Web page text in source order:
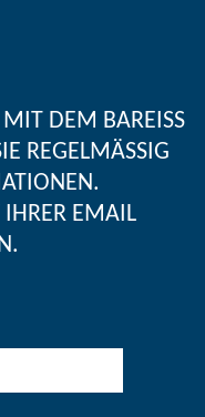
DEM BAREISS
REGELMÄSSIG A
IHRER EMAIL